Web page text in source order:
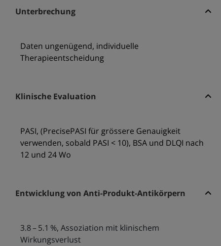
Unterbrechung
Daten ungenügend, individuelle
Therapieentscheidung
Klinische Evaluation
PASI, (PrecisePASI für grössere Genauigkeit
verwenden, sobald PASI < 10), BSA und DLQI nach
12 und 24 Wo
Entwicklung von Anti-Produkt-Antikörpern
3.8 – 5.1 %, Assoziation mit klinischem
Wirkungsverlust